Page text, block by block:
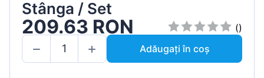
Stânga / Set
209.63 RON
()
Adăugați în coș